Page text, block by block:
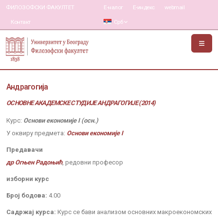
ФИЛОЗОФСКИ ФАКУЛТЕТ
Контакт
Е-налог Е-индекс webmail
Срб
Андрагогија
ОСНОВНЕ АКАДЕМСКЕ СТУДИЈЕ АНДРАГОГИЈЕ (2014)
Курс: Основи економије I (осн.)
У оквиру предмета: Основи економије I
Предавачи
др Огњен Радоњић, редовни професор
изборни курс
Број бодова: 4.00
Садржај курса: Курс се бави анализом основних макроекономских